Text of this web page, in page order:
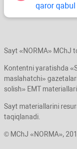
qaror
Sayt «NORMA» MChJ
Kontentni yaratishda
maslahatchi»
solish» EMT
Sayt materiallarini
taqiqlanadi.
© MChJ «NORMA»,